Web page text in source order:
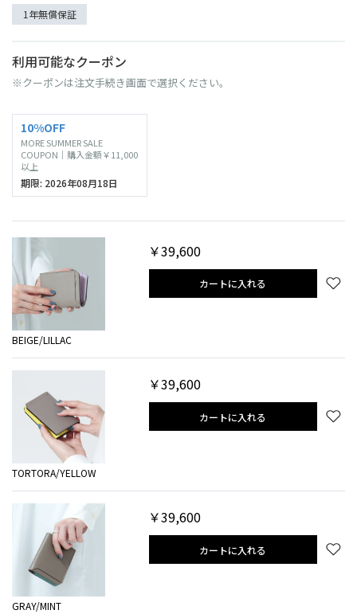
1年無償保証
利用可能なクーポン
※クーポンは注文手続き画面で選択ください。
10%OFF
MORE SUMMER SALE
COUPON｜購入金額￥11,000
以上
期限: 2026年08月18日
BEIGE/LILLAC
￥39,600
カートに入れる
TORTORA/YELLOW
￥39,600
カートに入れる
GRAY/MINT
￥39,600
カートに入れる